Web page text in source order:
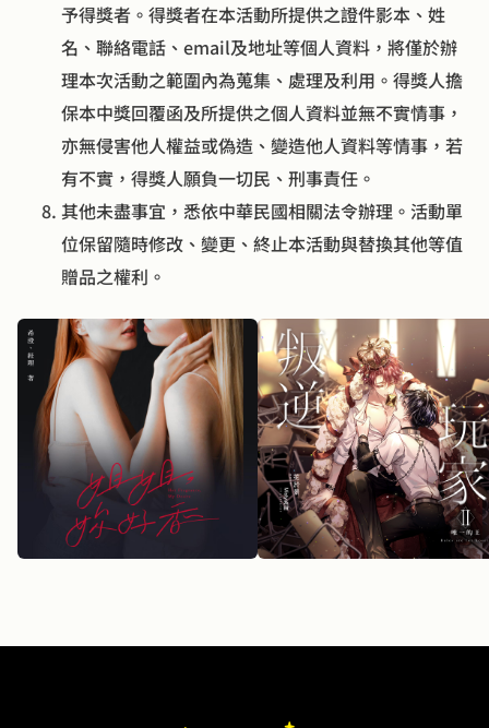
予得獎者。得獎者在本活動所提供之證件影本、姓
名、聯絡電話、email及地址等個人資料，將僅於辦
理本次活動之範圍內為蒐集、處理及利用。得獎人擔
保本中獎回覆函及所提供之個人資料並無不實情事，
亦無侵害他人權益或偽造、變造他人資料等情事，若
有不實，得獎人願負一切民、刑事責任。
其他未盡事宜，悉依中華民國相關法令辦理。活動單
位保留隨時修改、變更、終止本活動與替換其他等值
贈品之權利。